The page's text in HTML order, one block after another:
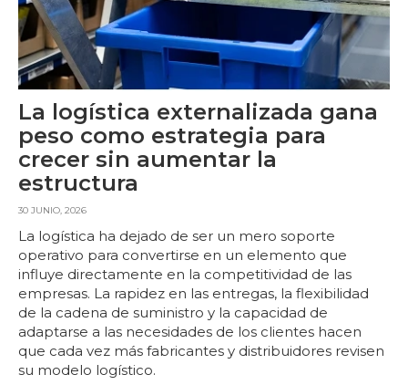
La logística externalizada gana
peso como estrategia para
crecer sin aumentar la
estructura
30 JUNIO, 2026
La logística ha dejado de ser un mero soporte
operativo para convertirse en un elemento que
influye directamente en la competitividad de las
empresas. La rapidez en las entregas, la flexibilidad
de la cadena de suministro y la capacidad de
adaptarse a las necesidades de los clientes hacen
que cada vez más fabricantes y distribuidores revisen
su modelo logístico.